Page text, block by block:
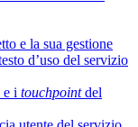
e la sua gestione
d’uso del servizio
e i touchpointdel